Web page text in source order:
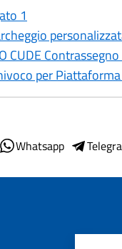
1
CUDE
per
Whatsapp